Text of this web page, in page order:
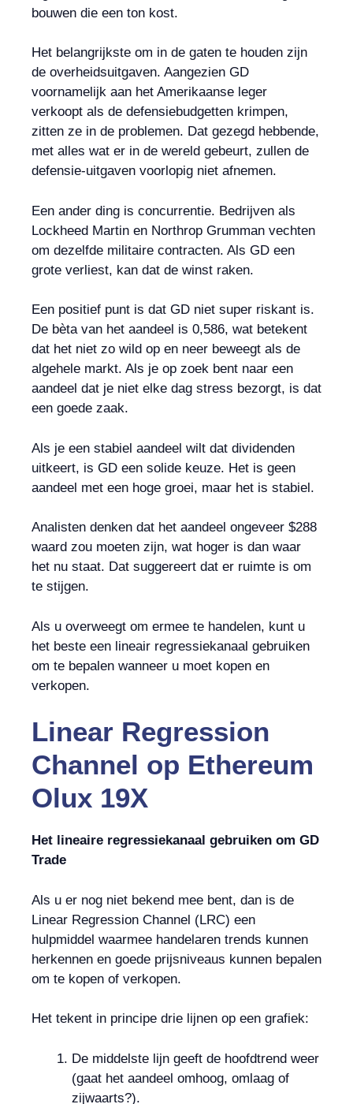
bouwen die een ton kost.
Het belangrijkste om in de gaten te houden zijn
de overheidsuitgaven. Aangezien GD
voornamelijk aan het Amerikaanse leger
verkoopt als de defensiebudgetten krimpen,
zitten ze in de problemen. Dat gezegd hebbende,
met alles wat er in de wereld gebeurt, zullen de
defensie-uitgaven voorlopig niet afnemen.
Een ander ding is concurrentie. Bedrijven als
Lockheed Martin en Northrop Grumman vechten
om dezelfde militaire contracten. Als GD een
grote verliest, kan dat de winst raken.
Een positief punt is dat GD niet super riskant is.
De bèta van het aandeel is 0,586, wat betekent
dat het niet zo wild op en neer beweegt als de
algehele markt. Als je op zoek bent naar een
aandeel dat je niet elke dag stress bezorgt, is dat
een goede zaak.
Als je een stabiel aandeel wilt dat dividenden
uitkeert, is GD een solide keuze. Het is geen
aandeel met een hoge groei, maar het is stabiel.
Analisten denken dat het aandeel ongeveer $288
waard zou moeten zijn, wat hoger is dan waar
het nu staat. Dat suggereert dat er ruimte is om
te stijgen.
Als u overweegt om ermee te handelen, kunt u
het beste een lineair regressiekanaal gebruiken
om te bepalen wanneer u moet kopen en
verkopen.
Linear Regression
Channel op Ethereum
Olux 19X
Het lineaire regressiekanaal gebruiken om GD
Trade
Als u er nog niet bekend mee bent, dan is de
Linear Regression Channel (LRC) een
hulpmiddel waarmee handelaren trends kunnen
herkennen en goede prijsniveaus kunnen bepalen
om te kopen of verkopen.
Het tekent in principe drie lijnen op een grafiek:
De middelste lijn geeft de hoofdtrend weer
(gaat het aandeel omhoog, omlaag of
zijwaarts?).